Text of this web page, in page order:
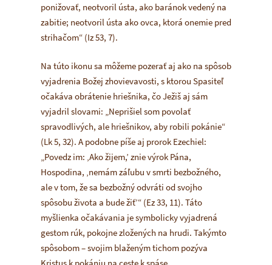
ponižovať, neotvoril ústa, ako baránok vedený na
zabitie; neotvoril ústa ako ovca, ktorá onemie pred
strihačom“ (Iz 53, 7).
Na túto ikonu sa môžeme pozerať aj ako na spôsob
vyjadrenia Božej zhovievavosti, s ktorou Spasiteľ
očakáva obrátenie hriešnika, čo Ježiš aj sám
vyjadril slovami: „Neprišiel som povolať
spravodlivých, ale hriešnikov, aby robili pokánie“
(Lk 5, 32). A podobne píše aj prorok Ezechiel:
„Povedz im: ‚Ako žijem,’ znie výrok Pána,
Hospodina, ‚nemám záľubu v smrti bezbožného,
ale v tom, že sa bezbožný odvráti od svojho
spôsobu života a bude žiť’“ (Ez 33, 11). Táto
myšlienka očakávania je symbolicky vyjadrená
gestom rúk, pokojne zložených na hrudi. Takýmto
spôsobom – svojim blaženým tichom pozýva